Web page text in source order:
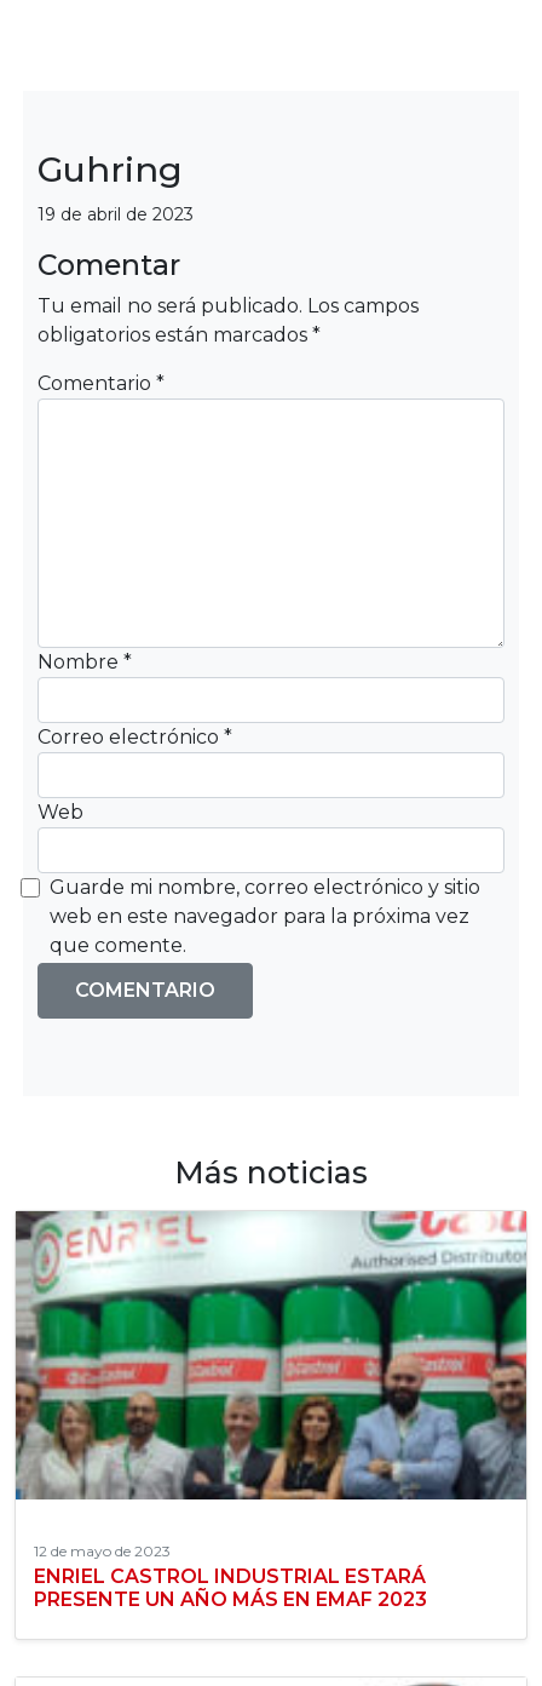
Guhring
Categorías
19 de abril de 2023
Comentar
Tu email no será publicado. Los campos
obligatorios están marcados *
Comentario *
Nombre *
Correo electrónico *
Web
Guarde mi nombre, correo electrónico y sitio
web en este navegador para la próxima vez
que comente.
Más noticias
12 de mayo de 2023
ENRIEL CASTROL INDUSTRIAL ESTARÁ
PRESENTE UN AÑO MÁS EN EMAF 2023